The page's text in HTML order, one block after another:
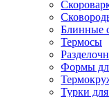
Блинные
Термосы
Формы
Турки